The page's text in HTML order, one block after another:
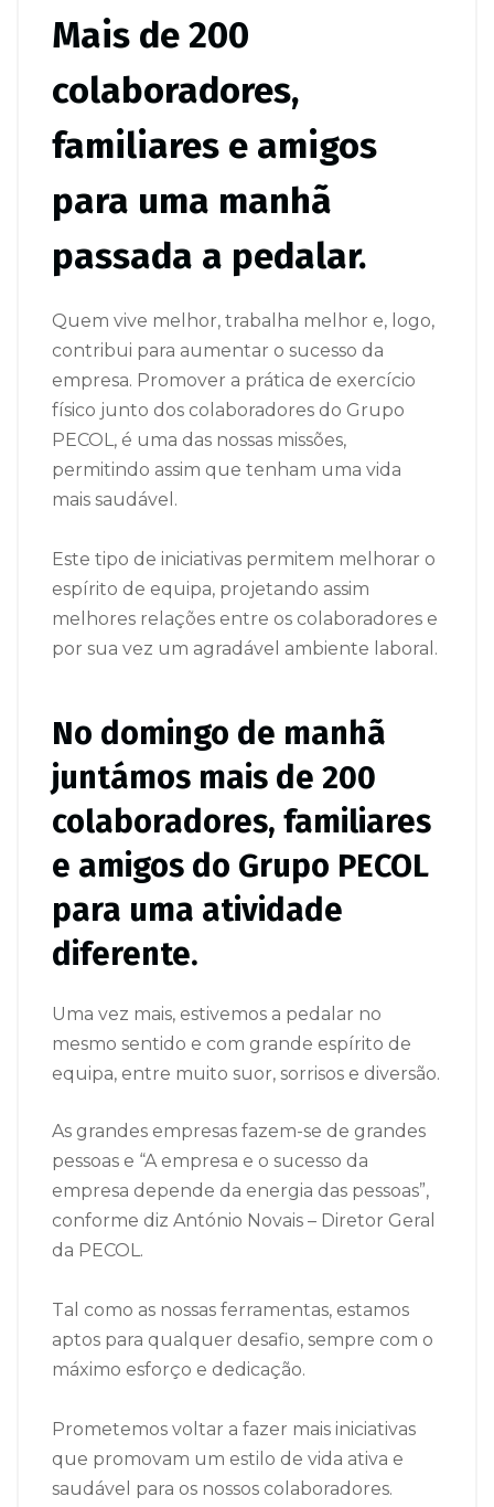
Mais de 200
colaboradores,
familiares e amigos
para uma manhã
passada a pedalar.
Quem vive melhor, trabalha melhor e, logo,
contribui para aumentar o sucesso da
empresa. Promover a prática de exercício
físico junto dos colaboradores do Grupo
PECOL, é uma das nossas missões,
permitindo assim que tenham uma vida
mais saudável.
Este tipo de iniciativas permitem melhorar o
espírito de equipa, projetando assim
melhores relações entre os colaboradores e
por sua vez um agradável ambiente laboral.
No domingo de manhã
juntámos mais de 200
colaboradores, familiares
e amigos do Grupo PECOL
para uma atividade
diferente.
Uma vez mais, estivemos a pedalar no
mesmo sentido e com grande espírito de
equipa, entre muito suor, sorrisos e diversão.
As grandes empresas fazem-se de grandes
pessoas e “A empresa e o sucesso da
empresa depende da energia das pessoas”,
conforme diz António Novais – Diretor Geral
da PECOL.
Tal como as nossas ferramentas, estamos
aptos para qualquer desafio, sempre com o
máximo esforço e dedicação.
Prometemos voltar a fazer mais iniciativas
que promovam um estilo de vida ativa e
saudável para os nossos colaboradores.